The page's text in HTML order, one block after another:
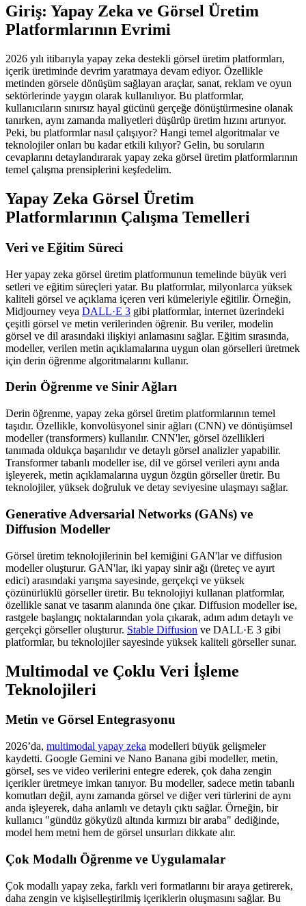
Giriş: Yapay Zeka ve Görsel Üretim
Platformlarının Evrimi
2026 yılı itibarıyla yapay zeka destekli görsel üretim platformları,
içerik üretiminde devrim yaratmaya devam ediyor. Özellikle
metinden görsele dönüşüm sağlayan araçlar, sanat, reklam ve oyun
sektörlerinde yaygın olarak kullanılıyor. Bu platformlar,
kullanıcıların sınırsız hayal gücünü gerçeğe dönüştürmesine olanak
tanırken, aynı zamanda maliyetleri düşürüp üretim hızını artırıyor.
Peki, bu platformlar nasıl çalışıyor? Hangi temel algoritmalar ve
teknolojiler onları bu kadar etkili kılıyor? Gelin, bu soruların
cevaplarını detaylandırarak yapay zeka görsel üretim platformlarının
temel çalışma prensiplerini keşfedelim.
Yapay Zeka Görsel Üretim
Platformlarının Çalışma Temelleri
Veri ve Eğitim Süreci
Her yapay zeka görsel üretim platformunun temelinde büyük veri
setleri ve eğitim süreçleri yatar. Bu platformlar, milyonlarca yüksek
kaliteli görsel ve açıklama içeren veri kümeleriyle eğitilir. Örneğin,
Midjourney veya DALL·E 3 gibi platformlar, internet üzerindeki
çeşitli görsel ve metin verilerinden öğrenir. Bu veriler, modelin
görsel ve dil arasındaki ilişkiyi anlamasını sağlar. Eğitim sırasında,
modeller, verilen metin açıklamalarına uygun olan görselleri üretmek
için derin öğrenme algoritmalarını kullanır.
Derin Öğrenme ve Sinir Ağları
Derin öğrenme, yapay zeka görsel üretim platformlarının temel
taşıdır. Özellikle, konvolüsyonel sinir ağları (CNN) ve dönüşümsel
modeller (transformers) kullanılır. CNN'ler, görsel özellikleri
tanımada oldukça başarılıdır ve detaylı görsel analizler yapabilir.
Transformer tabanlı modeller ise, dil ve görsel verileri aynı anda
işleyerek, metin açıklamalarına uygun özgün görseller üretir. Bu
teknolojiler, yüksek doğruluk ve detay seviyesine ulaşmayı sağlar.
Generative Adversarial Networks (GANs) ve
Diffusion Modeller
Görsel üretim teknolojilerinin bel kemiğini GAN'lar ve diffusion
modeller oluşturur. GAN'lar, iki yapay sinir ağı (üreteç ve ayırt
edici) arasındaki yarışma sayesinde, gerçekçi ve yüksek
çözünürlüklü görseller üretir. Bu teknolojiyi kullanan platformlar,
özellikle sanat ve tasarım alanında öne çıkar. Diffusion modeller ise,
rastgele başlangıç noktalarından yola çıkarak, adım adım detaylı ve
gerçekçi görseller oluşturur. Stable Diffusion ve DALL·E 3 gibi
platformlar, bu teknolojiler sayesinde yüksek kaliteli görseller sunar.
Multimodal ve Çoklu Veri İşleme
Teknolojileri
Metin ve Görsel Entegrasyonu
2026’da, multimodal yapay zeka modelleri büyük gelişmeler
kaydetti. Google Gemini ve Nano Banana gibi modeller, metin,
görsel, ses ve video verilerini entegre ederek, çok daha zengin
içerikler üretmeye imkan tanıyor. Bu modeller, sadece metin tabanlı
komutları değil, aynı zamanda görsel ve diğer veri türlerini de aynı
anda işleyerek, daha anlamlı ve detaylı çıktı sağlar. Örneğin, bir
kullanıcı "gündüz gökyüzü altında kırmızı bir araba" dediğinde,
model hem metni hem de görsel unsurları dikkate alır.
Çok Modallı Öğrenme ve Uygulamalar
Çok modallı yapay zeka, farklı veri formatlarını bir araya getirerek,
daha zengin ve kişiselleştirilmiş içeriklerin oluşmasını sağlar. Bu